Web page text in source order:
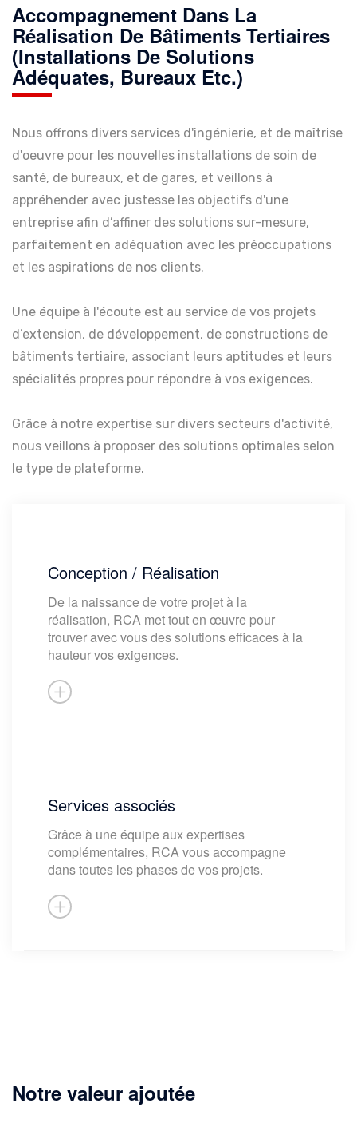
Accompagnement Dans La
Réalisation De Bâtiments Tertiaires
(installations De Solutions
Adéquates, Bureaux Etc.)
Nous offrons divers services d'ingénierie, et de maîtrise
d'oeuvre pour les nouvelles installations de soin de
santé, de bureaux, et de gares, et veillons à
appréhender avec justesse les objectifs d'une
entreprise afin d’affiner des solutions sur-mesure,
parfaitement en adéquation avec les préoccupations
et les aspirations de nos clients.
Une équipe à l'écoute est au service de vos projets
d’extension, de développement, de constructions de
bâtiments tertiaire, associant leurs aptitudes et leurs
spécialités propres pour répondre à vos exigences.
Grâce à notre expertise sur divers secteurs d'activité,
nous veillons à proposer des solutions optimales selon
le type de plateforme.
Conception / Réalisation
De la naissance de votre projet à la
réalisation, RCA met tout en œuvre pour
trouver avec vous des solutions efficaces à la
hauteur vos exigences.
Pour y parvenir, ses équipes
d'ingénieurs et d'experts de la
construction agro alimentaire se
mobilisent et réalisent une analyse
détaillée de votre existant à travers
plusieurs études
Services associés
Grâce à une équipe aux expertises
complémentaires, RCA vous accompagne
dans toutes les phases de vos projets.
Définition des besoins
Construction
Maintenance
Notre valeur ajoutée